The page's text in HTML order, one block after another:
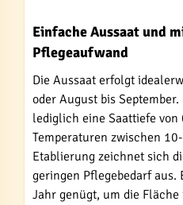
Einfache Aussaat und
Pflegeaufwand
Die Aussaat erfolgt
oder August bis September.
lediglich eine Saattiefe
Temperaturen zwischen
Etablierung zeichnet sich
geringen Pflegebedarf
Jahr genügt, um die